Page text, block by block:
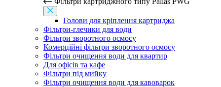
Голови для кріплення картриджа
Фільтри-глечики для води
Фільтри зворотного осмосу
Комерційні фільтри зворотного осмосу
Фільтри очищення води для квартир
Для офісів та кафе
Фільтри під мийку
Фільтри очищення води для кавоварок